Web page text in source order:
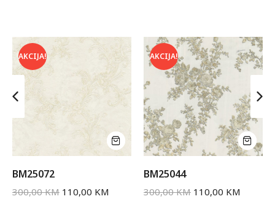
AKCIJA!
BM25072
300,00KM 110,00 KM
AKCIJA!
BM25044
300,00KM 110,00 KM